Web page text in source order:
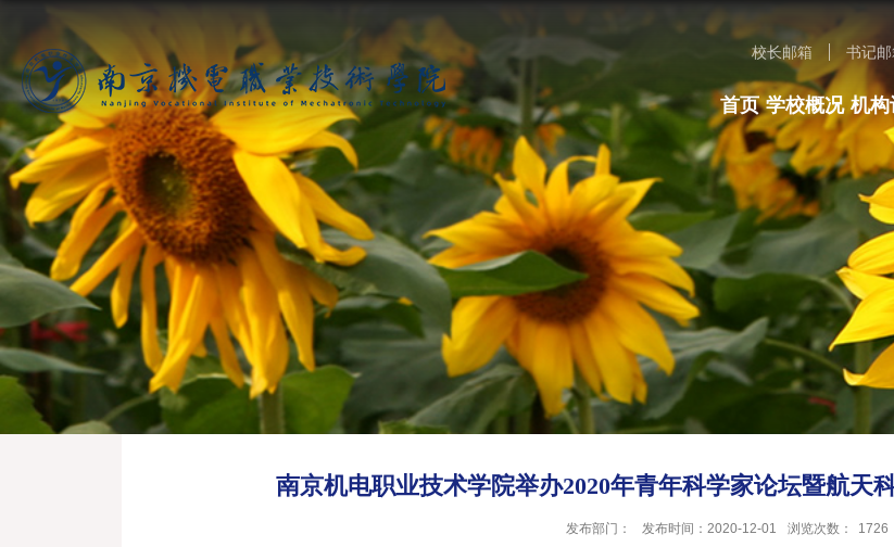
校长邮箱 书记邮
首页 学校概况 机构
南京机电职业技术学院举办2020年青年科学家论坛暨航天
发布部门： 发布时间：2020-12-01 浏览次数： 1726